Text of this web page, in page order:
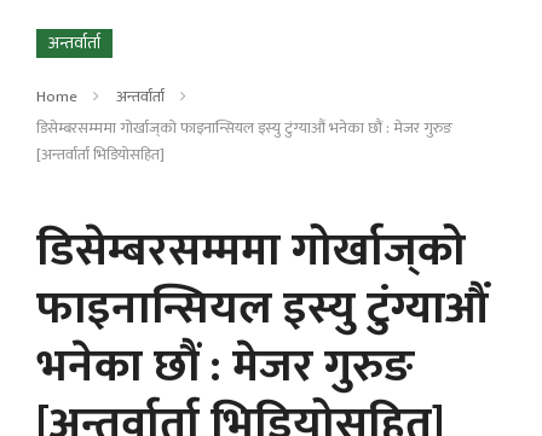
अन्तर्वार्ता
Home
अन्तर्वार्ता
डिसेम्बरसम्ममा गोर्खाज्‌को फाइनान्सियल इस्यु टुंग्याऔं भनेका छौं : मेजर गुरुङ
[अन्तर्वार्ता भिडियोसहित]
डिसेम्बरसम्ममा गोर्खाज्‌को
फाइनान्सियल इस्यु टुंग्याऔं
भनेका छौं : मेजर गुरुङ